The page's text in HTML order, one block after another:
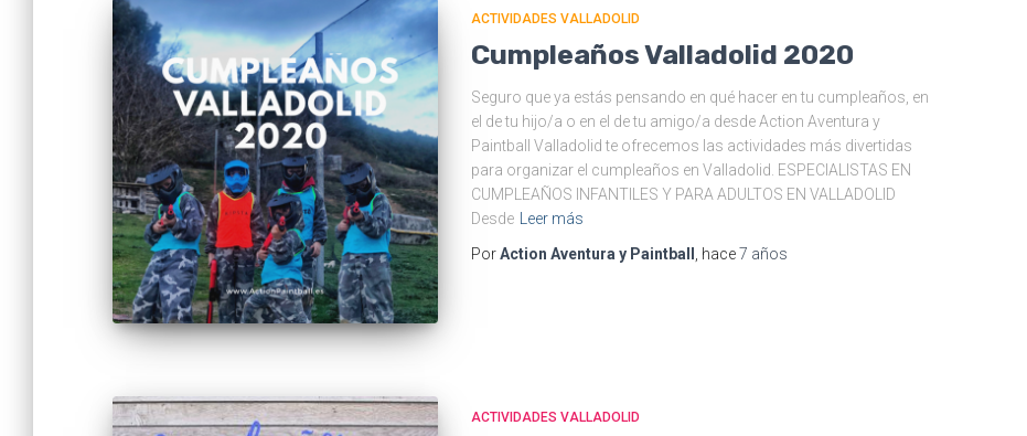
ACTIVIDADES VALLADOLID
Cumpleaños Valladolid 2020
Seguro que ya estás pensando en qué hacer en tu cumpleaños, en
el de tu hijo/a o en el de tu amigo/a desde Action Aventura y
Paintball Valladolid te ofrecemos las actividades más divertidas
para organizar el cumpleaños en Valladolid. ESPECIALISTAS EN
CUMPLEAÑOS INFANTILES Y PARA ADULTOS EN VALLADOLID
Desde
Leer más
PorAction Aventura y Paintball , hace7 años
ACTIVIDADES VALLADOLID